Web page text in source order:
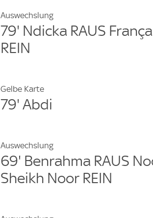
Auswechslung
79' Ndicka RAUS
REIN
Gelbe Karte
79' Abdi
Auswechslung
69' Benrahma RAUS
Sheikh Noor REIN